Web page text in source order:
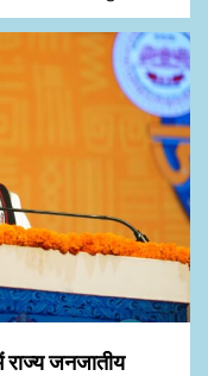
राज्य जनजातीय